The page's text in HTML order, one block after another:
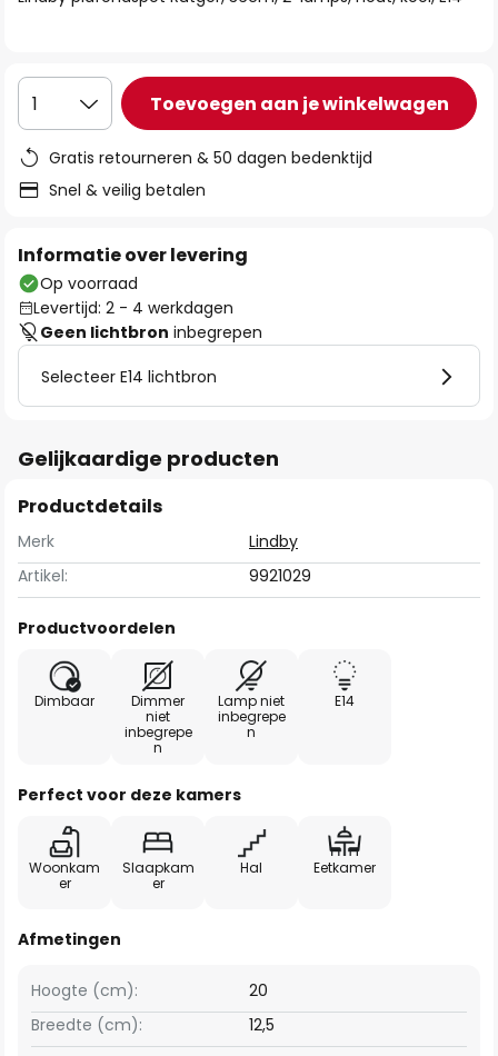
1 Toevoegen aan je winkelwagen
Gratis retourneren & 50 dagen bedenktijd
Snel & veilig betalen
Informatie over levering
Op voorraad
Levertijd: 2 - 4 werkdagen
Geen lichtbron inbegrepen
Selecteer E14 lichtbron
Gelijkaardige producten
Productdetails
Merk
Lindby
Artikel:
9921029
Productvoordelen
Dimbaar
Dimmer
niet
inbegrepe
n
Lamp niet
inbegrepe
n
E14
Perfect voor deze kamers
Woonkam
er
Slaapkam
er
Hal Eetkamer
Afmetingen
Breedte (cm): 12,5
Hoogte (cm): 20